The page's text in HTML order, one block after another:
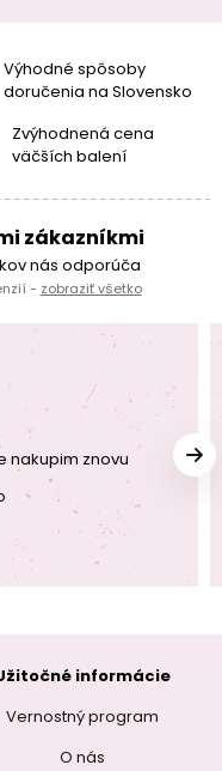
Výhodné spôsoby
doručenia na Slovensko
Zvýhodnená cena
väčších balení
zákazníkmi
nás odporúča
- zobraziť všetko
nakupim znovu
informácie
Vernostný program
O nás